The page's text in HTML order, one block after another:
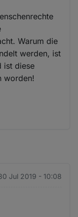
Warum die
werden, ist
ist diese
worden!
Jul 2019 - 10:08